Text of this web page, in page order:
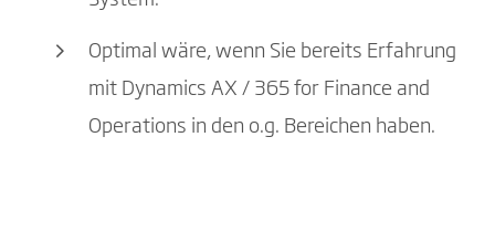
Optimal wäre, wenn Sie bereits Erfahrung
mit Dynamics AX / 365 for Finance and
Operations in den o.g. Bereichen haben.